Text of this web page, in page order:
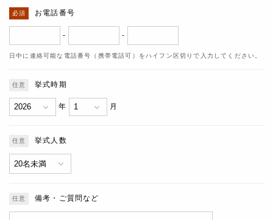
お電話番号
- -
日中に連絡可能な電話番号（携帯電話可）をハイフン区切りで入力してください。
挙式時期
年 月
挙式人数
備考・ご質問など